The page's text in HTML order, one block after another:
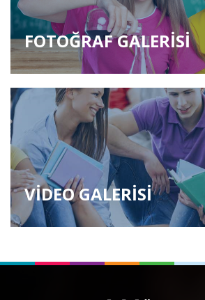
FOTOĞRAF GALERİSİ
VİDEO GALERİSİ